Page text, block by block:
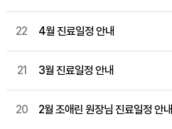
22 4월 진료일정 안내
21 3월 진료일정 안내
20 2월 조애린 원장님 진료일정 안내